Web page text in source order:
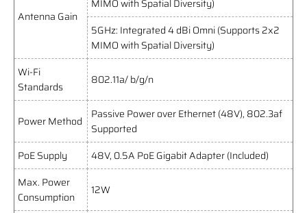
Antenna Gain
MIMO with Spatial Diversity)
5GHz: Integrated 4 dBi Omni (Supports 2x2
MIMO with Spatial Diversity)
Wi-Fi
Standards
802.11a/ b/g/n
Power Method
Passive Power over Ethernet (48V), 802.3af
Supported
PoE Supply
48V, 0.5A PoE Gigabit Adapter (Included)
Max. Power
Consumption
12W